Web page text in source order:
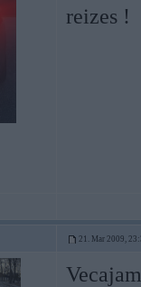
reizes !
21. Mar 2009,